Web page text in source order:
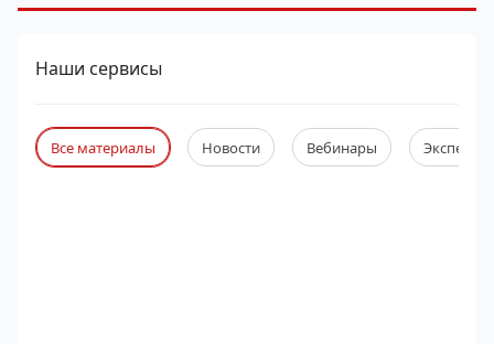
Наши сервисы
Все материалы Новости Вебинары